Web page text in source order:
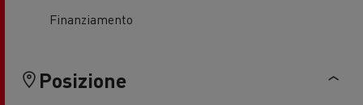
Finanziamento
Posizione